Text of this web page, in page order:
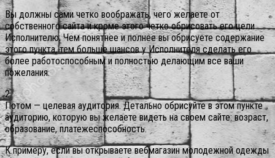
Вы должны сами четко воображать, чего желаете от
собственного сайта и кроме этого четко обрисовать его цели
Исполнителю. Чем понятнее и полнее вы обрисуете содержание
этого пункта, тем больше шансов у Исполнителя сделать его
более работоспособным и полностью делающим все ваши
пожелания.
2
Потом — целевая аудитория.Детально обрисуйте в этом пункте
аудиторию, которую вы желаете видеть на своем сайте: возраст,
образование, платежеспособность.
К примеру, если вы открываете вебмагазин молодежной одежды